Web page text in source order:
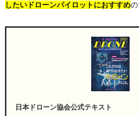
したいドローンパイロットにおすすめの
日本ドローン協会公式テキスト